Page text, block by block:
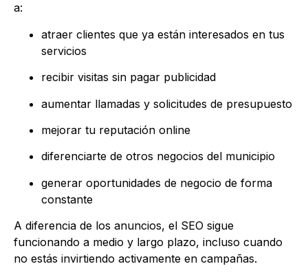
a:
atraer clientes que ya están interesados en tus
servicios
recibir visitas sin pagar publicidad
aumentar llamadas y solicitudes de presupuesto
mejorar tu reputación online
diferenciarte de otros negocios del municipio
generar oportunidades de negocio de forma
constante
A diferencia de los anuncios, el SEO sigue
funcionando a medio y largo plazo, incluso cuando
no estás invirtiendo activamente en campañas.